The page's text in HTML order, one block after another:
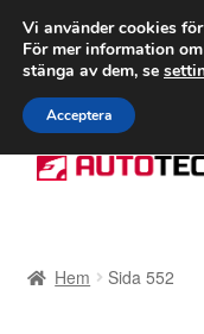
Ring
Hoppa
till
Hoppa
till
Betalningar
Hem Sida 552
Vi använder cookies
För mer information
stänga av dem, se
Acceptera